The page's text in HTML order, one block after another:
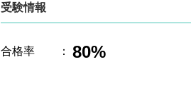
受験情報
合格率 ： 80%